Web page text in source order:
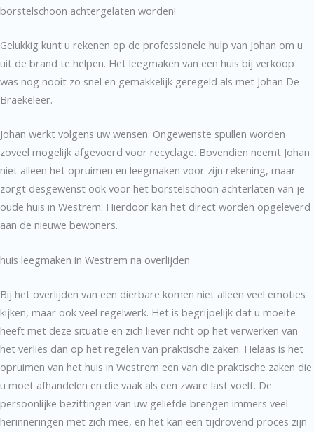
borstelschoon achtergelaten worden!
Gelukkig kunt u rekenen op de professionele hulp van Johan om u
uit de brand te helpen. Het leegmaken van een huis bij verkoop
was nog nooit zo snel en gemakkelijk geregeld als met Johan De
Braekeleer.
Johan werkt volgens uw wensen. Ongewenste spullen worden
zoveel mogelijk afgevoerd voor recyclage. Bovendien neemt Johan
niet alleen het opruimen en leegmaken voor zijn rekening, maar
zorgt desgewenst ook voor het borstelschoon achterlaten van je
oude huis in Westrem. Hierdoor kan het direct worden opgeleverd
aan de nieuwe bewoners.
huis leegmaken in Westrem na overlijden
Bij het overlijden van een dierbare komen niet alleen veel emoties
kijken, maar ook veel regelwerk. Het is begrijpelijk dat u moeite
heeft met deze situatie en zich liever richt op het verwerken van
het verlies dan op het regelen van praktische zaken. Helaas is het
opruimen van het huis in Westrem een van die praktische zaken die
u moet afhandelen en die vaak als een zware last voelt. De
persoonlijke bezittingen van uw geliefde brengen immers veel
herinneringen met zich mee, en het kan een tijdrovend proces zijn